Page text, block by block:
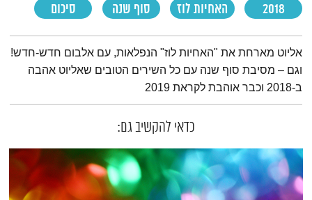
2018 האחיות לוז סוף שנה סיכום
תמצית הפודקאסט
אליוט מארחת את "האחיות לוז" הנפלאות, עם אלבום חדש-חדש!
וגם – מסיבת סוף שנה עם כל השירים הטובים שאליוט אהבה
ב-2018 וכבר אוהבת לקראת 2019
כדאי להקשיב גם: